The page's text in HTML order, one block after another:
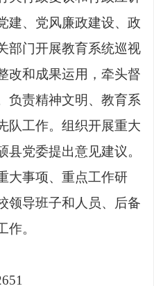
建、 党风廉政建设、 政
部门开展教育系统巡视
改和成果运用，牵头督
负责精神文明、教育系
队工作。 组织开展重大
县党委提出意见建议。
大事项、重点工作研
领导班子和人员、后备
作。